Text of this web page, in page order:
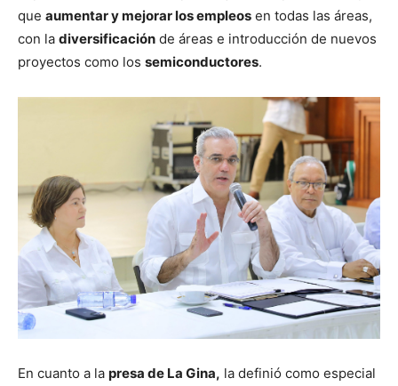
que aumentar y mejorar los empleos en todas las áreas,
con la diversificación de áreas e introducción de nuevos
proyectos como los semiconductores.
En cuanto a la presa de La Gina, la definió como especial